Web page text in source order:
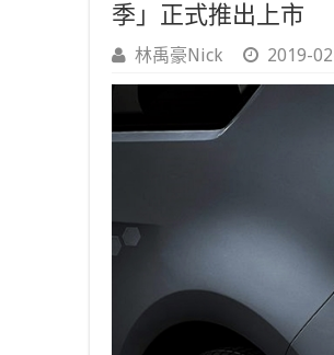
季」正式推出上市
林禹豪Nick 2019-